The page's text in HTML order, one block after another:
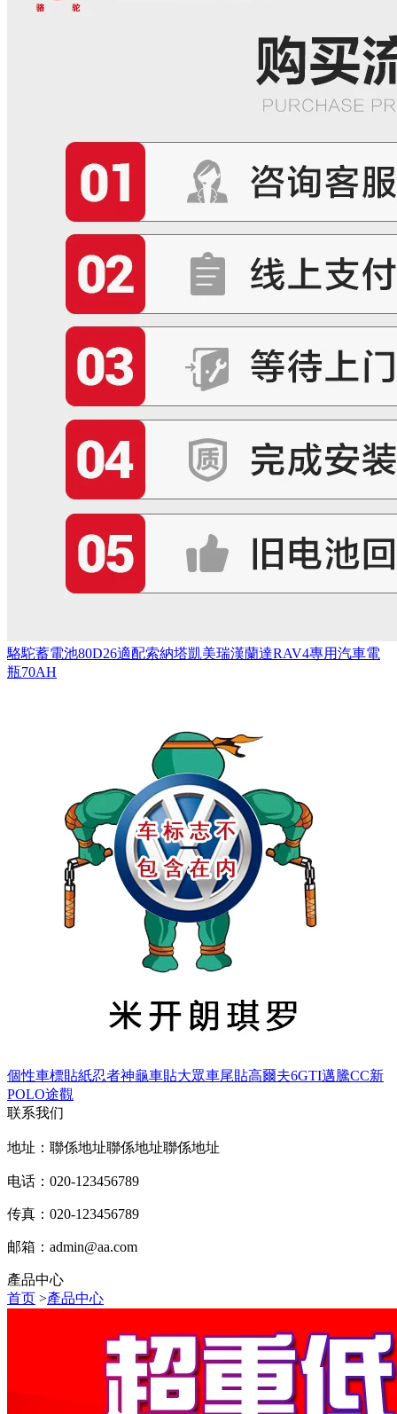
駱駝蓄電池80D26適配索納塔凱美瑞漢蘭達RAV4專用汽車電
瓶70AH
個性車標貼紙忍者神龜車貼大眾車尾貼高爾夫6GTI邁騰CC新
POLO途觀
联系我们
地址：聯係地址聯係地址聯係地址
电话：020-123456789
传真：020-123456789
邮箱： admin@aa.com
產品中心
首页 >產品中心